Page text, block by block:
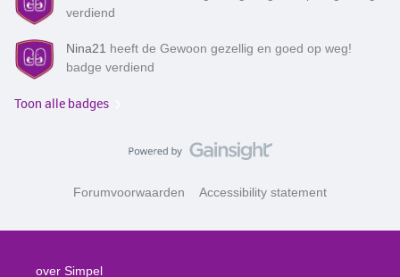
verdiend
Nina21 heeft de Gewoon gezellig en goed op weg!
badge verdiend
Toon alle badges
Forumvoorwaarden Accessibility statement
over Simpel